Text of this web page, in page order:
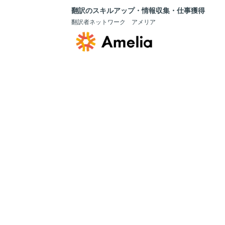
翻訳のスキルアップ・情報収集・仕事獲得
翻訳者ネットワーク アメリア